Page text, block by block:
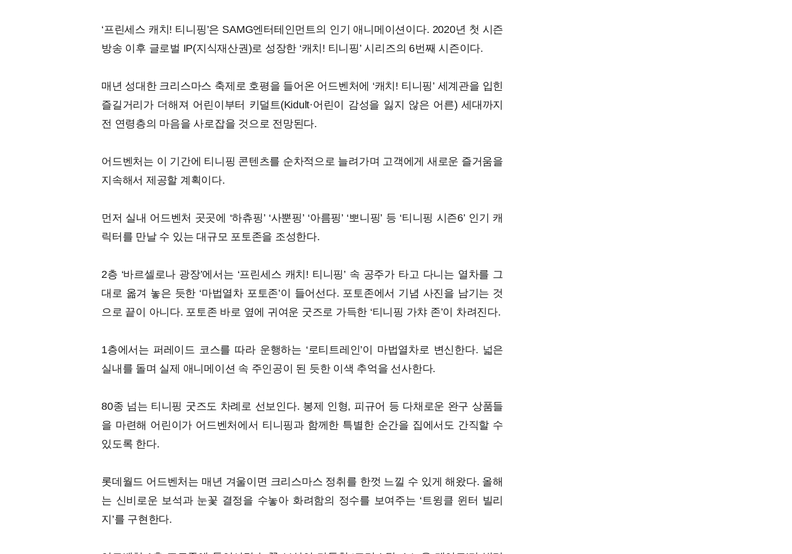
‘프린세스 캐치! 티니핑’은 SAMG엔터테인먼트의 인기 애니메이션이다. 2020년 첫 시즌
방송 이후 글로벌 IP(지식재산권)로 성장한 ‘캐치! 티니핑’ 시리즈의 6번째 시즌이다.
매년 성대한 크리스마스 축제로 호평을 들어온 어드벤처에 ‘캐치! 티니핑’ 세계관을 입힌
즐길거리가 더해져 어린이부터 키덜트(Kidult·어린이 감성을 잃지 않은 어른) 세대까지
전 연령층의 마음을 사로잡을 것으로 전망된다.
어드벤처는 이 기간에 티니핑 콘텐츠를 순차적으로 늘려가며 고객에게 새로운 즐거움을
지속해서 제공할 계획이다.
먼저 실내 어드벤처 곳곳에 ‘하츄핑’ ‘사뿐핑’ ‘아름핑’ ‘뽀니핑’ 등 ‘티니핑 시즌6’ 인기 캐
릭터를 만날 수 있는 대규모 포토존을 조성한다.
2층 ‘바르셀로나 광장’에서는 ‘프린세스 캐치! 티니핑’ 속 공주가 타고 다니는 열차를 그
대로 옮겨 놓은 듯한 ‘마법열차 포토존’이 들어선다. 포토존에서 기념 사진을 남기는 것
으로 끝이 아니다. 포토존 바로 옆에 귀여운 굿즈로 가득한 ‘티니핑 가챠 존’이 차려진다.
1층에서는 퍼레이드 코스를 따라 운행하는 ‘로티트레인’이 마법열차로 변신한다. 넓은
실내를 돌며 실제 애니메이션 속 주인공이 된 듯한 이색 추억을 선사한다.
80종 넘는 티니핑 굿즈도 차례로 선보인다. 봉제 인형, 피규어 등 다채로운 완구 상품들
을 마련해 어린이가 어드벤처에서 티니핑과 함께한 특별한 순간을 집에서도 간직할 수
있도록 한다.
롯데월드 어드벤처는 매년 겨울이면 크리스마스 정취를 한껏 느낄 수 있게 해왔다. 올해
는 신비로운 보석과 눈꽃 결정을 수놓아 화려함의 정수를 보여주는 ‘트윙클 윈터 빌리
지’를 구현한다.